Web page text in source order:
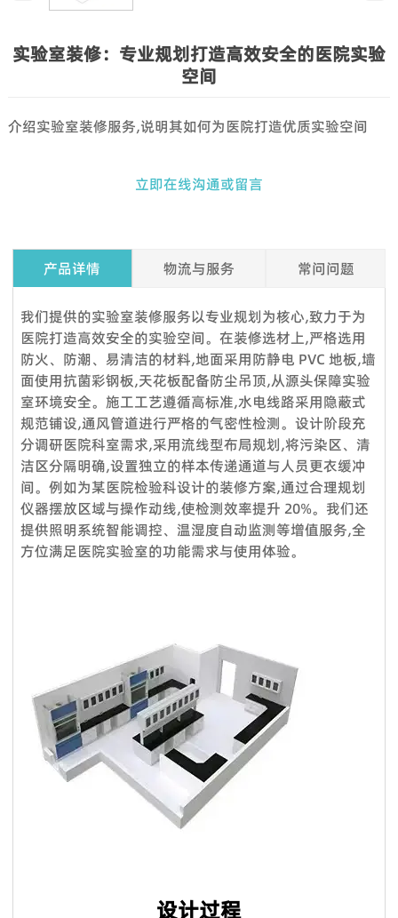
实验室装修：专业规划打造高效安全的医院实验
空间
介绍实验室装修服务,说明其如何为医院打造优质实验空间
立即在线沟通或留言
产品详情 物流与服务 常问问题
我们提供的实验室装修服务以专业规划为核心,致力于为
医院打造高效安全的实验空间。在装修选材上,严格选用
防火、防潮、易清洁的材料,地面采用防静电 PVC 地板,墙
面使用抗菌彩钢板,天花板配备防尘吊顶,从源头保障实验
室环境安全。施工工艺遵循高标准,水电线路采用隐蔽式
规范铺设,通风管道进行严格的气密性检测。设计阶段充
分调研医院科室需求,采用流线型布局规划,将污染区、清
洁区分隔明确,设置独立的样本传递通道与人员更衣缓冲
间。例如为某医院检验科设计的装修方案,通过合理规划
仪器摆放区域与操作动线,使检测效率提升 20%。我们还
提供照明系统智能调控、温湿度自动监测等增值服务,全
方位满足医院实验室的功能需求与使用体验。
设计过程
360度服务：
VOUPLUS组建了专业的工程团队，为工程客户和品牌店客户提
供完善的服务和****的项目解决方案。工程团队负责投标项目、
方案设计、配置、现场测量、验收报告、后续服务等。项目案例
来自政府、医疗机构、教育系统、酒店、银行等各行各业。我们
还负责提供专业的服务，通过提供培训课程帮助品牌店客户建立
VOUPLUS坚持把专业的人放在合适的岗位，工程团队为客户提
供专业的方案设计、**合理的空间配置、后期的跟进工作，致力
于打造和谐的工作环境。
销售服务：
我们是一支专业的咨询团队，帮助您选择合适的家具并给出建议
和详细的家具保养原则。
人为因素外，经维修后，产品无法正常使用，厂家将给予换货。
Q1. 我可以在下订单之前索取样品吗？
是的，我们欢迎样品订单来测试和检查质量。混合样品是可以接
受的。但考虑到节省邮费，我们还提供详细的图片和其他您需要
的文件，以作为替代解决方案来消除您的顾虑。
Q2.我可以参观你们的工厂吗？
当然，我们的工厂位于中国广州，距离广州白云国际机场仅 12
公里。如果您想参观我们的工厂，请联系我们预约。除了带您参
观我们的工厂外，我们还可以帮助您预订酒店、机场接机等。
Q3.你们工厂的付款期限是怎样的？
标准产品，通常以 TT 30% 定金，装货前 70% 余款；信用证；
OA；贸易保证可接受。定制产品需支付 50% 定金。
Q5：我是一个小批发商，你们接受小额订单吗？
当然可以。从您联系我们的那一刻起，您就成为我们宝贵的潜在
客户。无论您的数量多大或少，我们都期待与您合作，希望我们
未来能够共同成长。
Q6：我可以把我的标志放在产品上吗？
是的。您可以将您的织物徽标发送给我们，然后我们可以在椅子
上放置您的徽标。此外，我们可以在盒子上印上您的徽标。